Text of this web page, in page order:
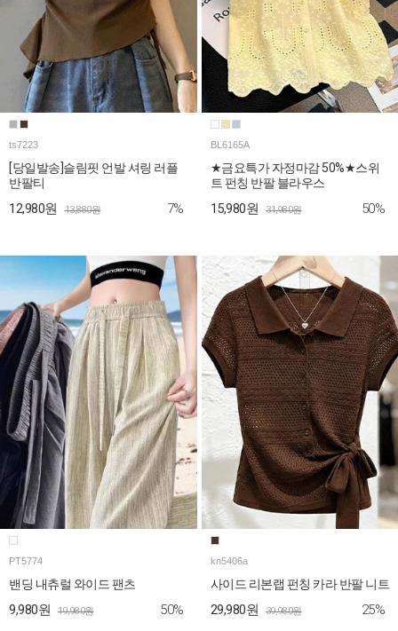
ts7223
[당일발송]슬림핏 언발 셔링 러플
반팔티
12,980원 13,880원 7%
BL6165A
★금요특가 자정마감 50%★스위
트 펀칭 반팔 블라우스
15,980원 31,980원 50%
PT5774
밴딩 내츄럴 와이드 팬츠
9,980원 19,980원 50%
kn5406a
사이드 리본랩 펀칭 카라 반팔 니트
29,980원 39,980원 25%